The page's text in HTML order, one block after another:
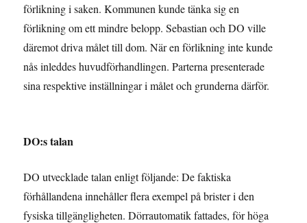
förlikning i saken. Kommunen kunde tänka sig en
förlikning om ett mindre belopp. Sebastian och DO ville
däremot driva målet till dom. När en förlikning inte kunde
nås inleddes huvudförhandlingen. Parterna presenterade
sina respektive inställningar i målet och grunderna därför.
DO:s talan
DO utvecklade talan enligt följande: De faktiska
förhållandena innehåller flera exempel på brister i den
fysiska tillgängligheten. Dörrautomatik fattades, för höga